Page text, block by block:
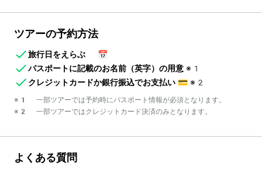
ツアーの予約方法
旅行日をえらぶ
📅
パスポートに記載のお名前（英字）の用意 ※1
クレジットカードか銀行振込でお支払い 💳 ※2
※1 一部ツアーでは予約時にパスポート情報が必須となります。
※2 一部ツアーではクレジットカード決済のみとなります。
よくある質問